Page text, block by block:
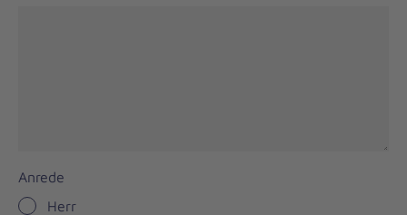
Anrede
Herr